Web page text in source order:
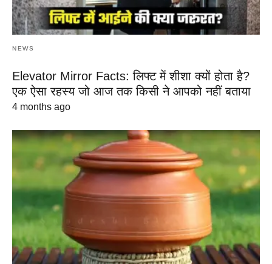
NEWS
Elevator Mirror Facts: लिफ्ट में शीशा क्यों होता है?
एक ऐसा रहस्य जो आज तक किसी ने आपको नहीं बताया
4 months ago